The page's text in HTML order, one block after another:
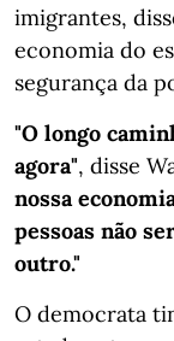
imigrantes,
economia do
segurança da
"O longo
agora", disse
nossa
pessoas não
outro."
O democrata